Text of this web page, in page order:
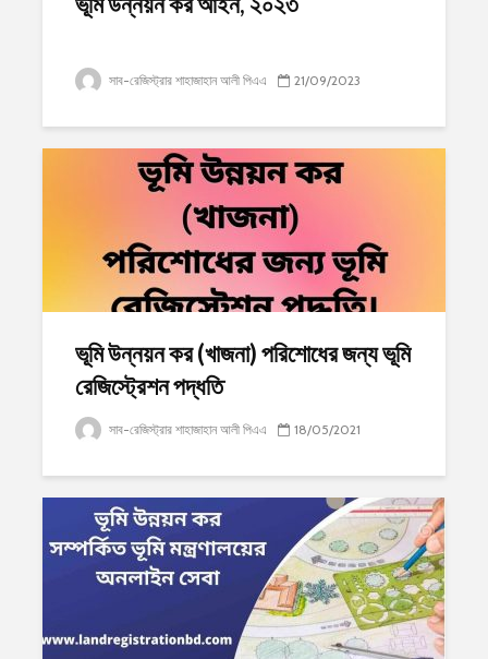
সাব-রেজিস্ট্রার শাহাজাহান আলী পিএএ 21/09/2023
ভূমি উন্নয়ন কর (খাজনা) পরিশোধের জন্য ভূমি
রেজিস্ট্রেশন পদ্ধতি
সাব-রেজিস্ট্রার শাহাজাহান আলী পিএএ 18/05/2021